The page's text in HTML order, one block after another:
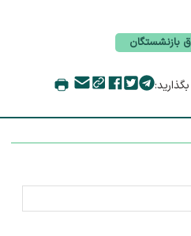
بازنشستگان